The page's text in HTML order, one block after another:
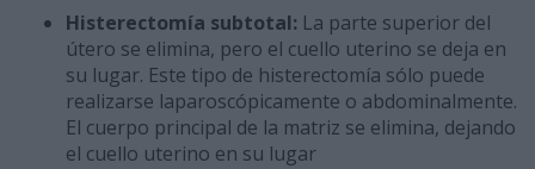
Histerectomía subtotal: La parte superior del
útero se elimina, pero el cuello uterino se deja en
su lugar. Este tipo de histerectomía sólo puede
realizarse laparoscópicamente o abdominalmente.
El cuerpo principal de la matriz se elimina, dejando
el cuello uterino en su lugar